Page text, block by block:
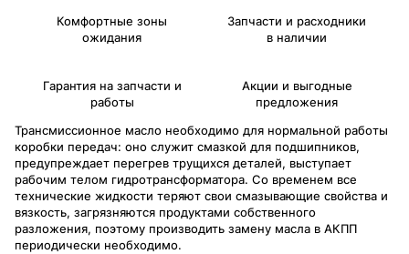
Комфортные зоны
ожидания
Запчасти и расходники
в наличии
Гарантия на запчасти и
работы
Акции и выгодные
предложения
Трансмиссионное масло необходимо для нормальной работы
коробки передач: оно служит смазкой для подшипников,
предупреждает перегрев трущихся деталей, выступает
рабочим телом гидротрансформатора. Со временем все
технические жидкости теряют свои смазывающие свойства и
вязкость, загрязняются продуктами собственного
разложения, поэтому производить замену масла в АКПП
периодически необходимо.